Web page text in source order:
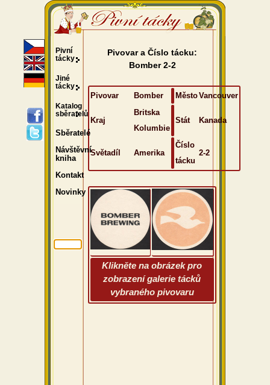
Pivovar a Číslo tácku:
Bomber 2-2
Pivovar Bomber MěstoVancouver
Kraj
Britska
Kolumbie
Stát Kanada
Světadíl Amerika
Číslo
tácku
2-2
Klikněte na obrázek pro
zobrazení galerie tácků
vybraného pivovaru
Pivní
tácky
Jiné
tácky
Katalog
sběratelů
Sběratelé
Návštěvní
kniha
Kontakt
Novinky